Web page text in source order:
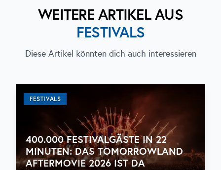
WEITERE ARTIKEL AUS
FESTIVALS
Diese Artikel könnten dich auch interessieren
FESTIVALS
400.000 FESTIVALGÄSTE IN 22
MINUTEN: DAS TOMORROWLAND
AFTERMOVIE 2026 IST DA